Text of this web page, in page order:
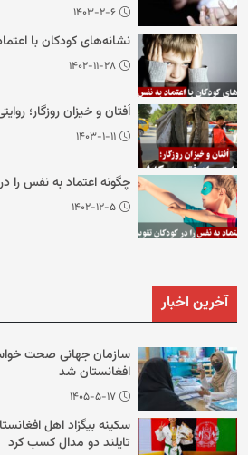
۱۴۰۳-۲-۶
نشانه‌های کودکان با
۱۴۰۲-۱۱-۲۸
اُفتان و خیزان روزگار؛
۱۴۰۳-۱-۱۱
چگونه اعتماد به نفس را
۱۴۰۲-۱۲-۵
آخرین اخبار
سازمان جهانی صحت
افغانستان شد
۱۴۰۵-۵-۱۷
سکینه بیگزاد اهل
تایلند دو مدال کسب کرد